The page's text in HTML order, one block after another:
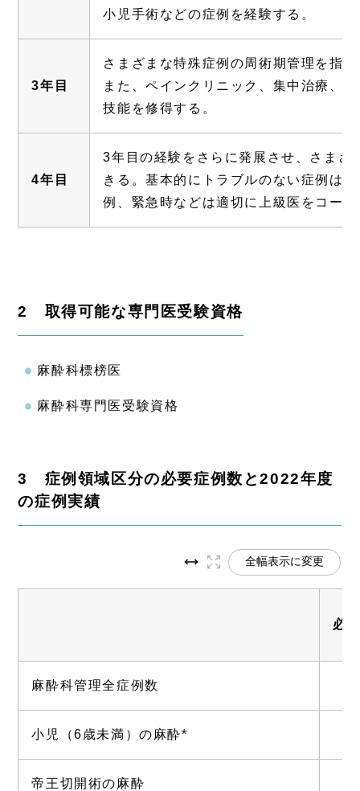
小児手術などの症例を経験する。
3年目
さまざまな特殊症例の周術期管理を指
また、ペインクリニック、集中治療、
技能を修得する。
4年目
3年目の経験をさらに発展させ、さまざ
きる。基本的にトラブルのない症例は
例、緊急時などは適切に上級医をコー
2 取得可能な専門医受験資格
麻酔科標榜医
麻酔科専門医受験資格
3 症例領域区分の必要症例数と2022年度
の症例実績
全幅表示に変更
必
麻酔科管理全症例数
小児（6歳未満）の麻酔*
帝王切開術の麻酔